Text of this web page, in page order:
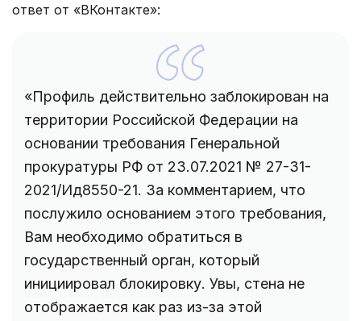
ответ от «ВКонтакте»:
«Профиль действительно заблокирован на
территории Российской Федерации на
основании требования Генеральной
прокуратуры РФ от 23.07.2021 № 27-31-
2021/Ид8550-21. За комментарием, что
послужило основанием этого требования,
Вам необходимо обратиться в
государственный орган, который
инициировал блокировку. Увы, стена не
отображается как раз из-за этой